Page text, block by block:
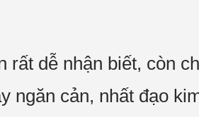
rất dễ nhận biết, còn
ngăn cản, nhất đạo